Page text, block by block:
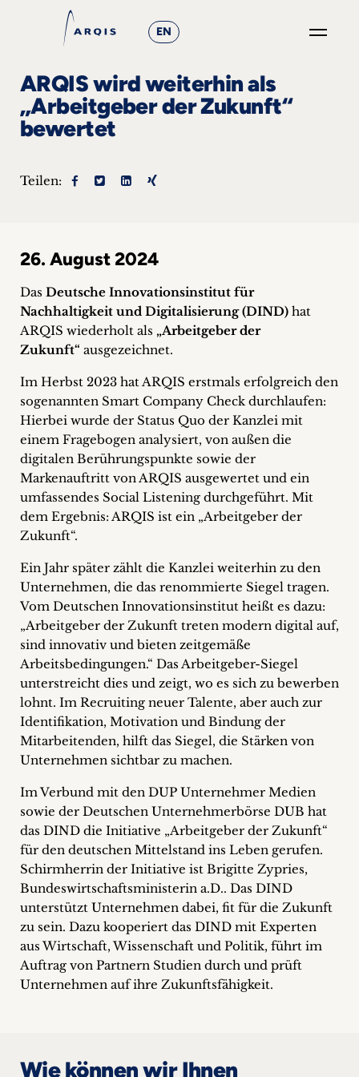
EN
Fokusgruppen
+
Events
+
Karriere
+
Blog
&
Podcasts
+
Team
Philosophie
Presseanfragen
Kontakt
ARQIS wird weiterhin als
„Arbeitgeber der Zukunft“
bewertet
Teilen:
26. August 2024
Das Deutsche Innovationsinstitut für
Nachhaltigkeit und Digitalisierung (DIND) hat
ARQIS wiederholt als „Arbeitgeber der
Zukunft“ ausgezeichnet.
Im Herbst 2023 hat ARQIS erstmals erfolgreich den
sogenannten Smart Company Check durchlaufen:
Hierbei wurde der Status Quo der Kanzlei mit
einem Fragebogen analysiert, von außen die
digitalen Berührungspunkte sowie der
Markenauftritt von ARQIS ausgewertet und ein
umfassendes Social Listening durchgeführt. Mit
dem Ergebnis: ARQIS ist ein „Arbeitgeber der
Zukunft“.
Ein Jahr später zählt die Kanzlei weiterhin zu den
Unternehmen, die das renommierte Siegel tragen.
Vom Deutschen Innovationsinstitut heißt es dazu:
„Arbeitgeber der Zukunft treten modern digital auf,
sind innovativ und bieten zeitgemäße
Arbeitsbedingungen.“ Das Arbeitgeber-Siegel
unterstreicht dies und zeigt, wo es sich zu bewerben
lohnt. Im Recruiting neuer Talente, aber auch zur
Identifikation, Motivation und Bindung der
Mitarbeitenden, hilft das Siegel, die Stärken von
Unternehmen sichtbar zu machen.
Im Verbund mit den DUP Unternehmer Medien
sowie der Deutschen Unternehmerbörse DUB hat
das DIND die Initiative „Arbeitgeber der Zukunft“
für den deutschen Mittelstand ins Leben gerufen.
Schirmherrin der Initiative ist Brigitte Zypries,
Bundeswirtschaftsministerin a.D.. Das DIND
unterstützt Unternehmen dabei, fit für die Zukunft
zu sein. Dazu kooperiert das DIND mit Experten
aus Wirtschaft, Wissenschaft und Politik, führt im
Auftrag von Partnern Studien durch und prüft
Unternehmen auf ihre Zukunftsfähigkeit.
Wie können wir Ihnen